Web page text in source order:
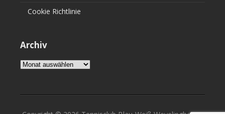
Cookie Richtlinie
Archiv
Archiv